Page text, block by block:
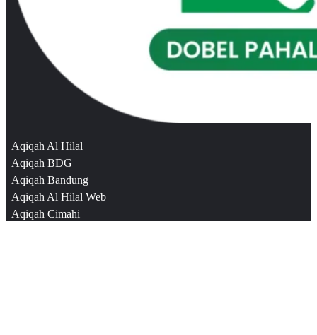
Aqiqah Al Hilal
Aqiqah BDG
Aqiqah Bandung
Aqiqah Al Hilal Web
Aqiqah Cimahi